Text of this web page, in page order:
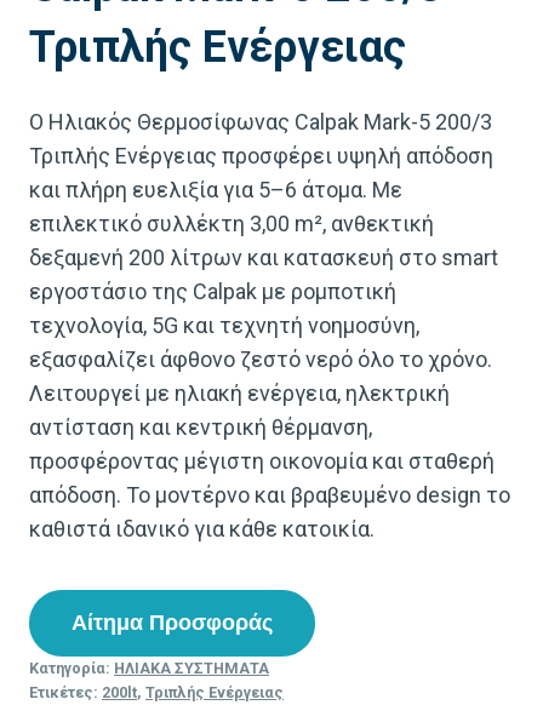
Τριπλής Ενέργειας
Ο Ηλιακός Θερμοσίφωνας Calpak Mark-5 200/3
Τριπλής Ενέργειας προσφέρει υψηλή απόδοση
και πλήρη ευελιξία για 5–6 άτομα. Με
επιλεκτικό συλλέκτη 3,00 m², ανθεκτική
δεξαμενή 200 λίτρων και κατασκευή στο smart
εργοστάσιο της Calpak με ρομποτική
τεχνολογία, 5G και τεχνητή νοημοσύνη,
εξασφαλίζει άφθονο ζεστό νερό όλο το χρόνο.
Λειτουργεί με ηλιακή ενέργεια, ηλεκτρική
αντίσταση και κεντρική θέρμανση,
προσφέροντας μέγιστη οικονομία και σταθερή
απόδοση. Το μοντέρνο και βραβευμένο design το
καθιστά ιδανικό για κάθε κατοικία.
Αίτημα Προσφοράς
Κατηγορία: ΗΛΙΑΚΑ ΣΥΣΤΗΜΑΤΑ
Ετικέτες: 200lt, Τριπλής Ενέργειας